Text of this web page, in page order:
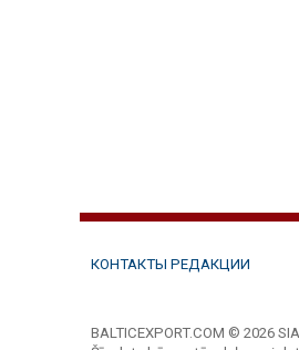
КОНТАКТЫ РЕДАКЦИИ
BALTICEXPORT.COM © 2026